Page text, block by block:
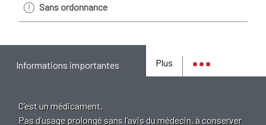
Sans ordonnance
Plus
Informations importantes
C’est un médicament.
Pas d’usage prolongé sans l’avis du médecin, à conserver